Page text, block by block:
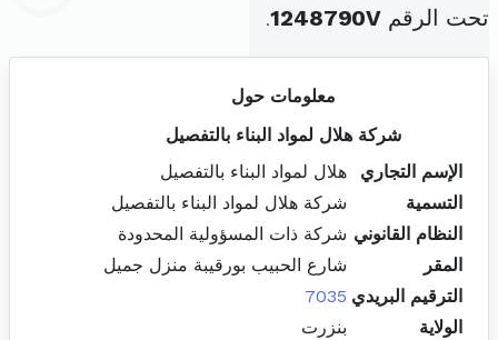
تحت الرقم 1248790V
.
معلومات حول
شركة هلال لمواد البناء بالتفصيل
الإسم التجاري
هلال لمواد البناء بالتفصيل
التسمية
شركة هلال لمواد البناء بالتفصيل
النظام القانوني شركة ذات المسؤولية المحدودة
المقر
شارع الحبيب بورقيبة منزل جميل
الترقيم البريدي 7035
الولاية
بنزرت